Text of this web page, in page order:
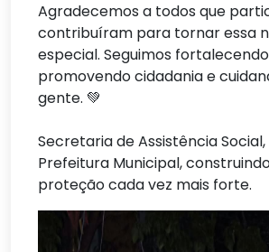
Agradecemos a todos que
contribuíram para tornar essa
especial. Seguimos
promovendo cidadania e
gente. 💚
Secretaria de Assistência
Prefeitura Municipal,
proteção cada vez mais forte.